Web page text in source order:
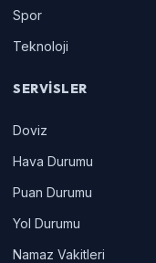
Spor
Teknoloji
SERVISLER
Doviz
Hava Durumu
Puan Durumu
Yol Durumu
Namaz Vakitleri